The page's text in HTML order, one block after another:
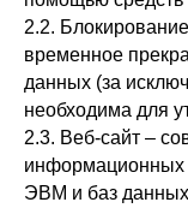
2.2.
временное
данных (за
необходима для
2.3. Веб-сайт –
информационных
ЭВМ и баз